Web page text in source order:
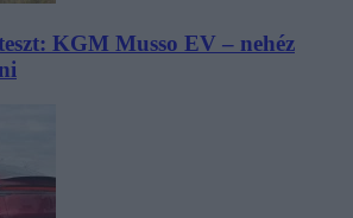
KGM Musso EV – nehéz